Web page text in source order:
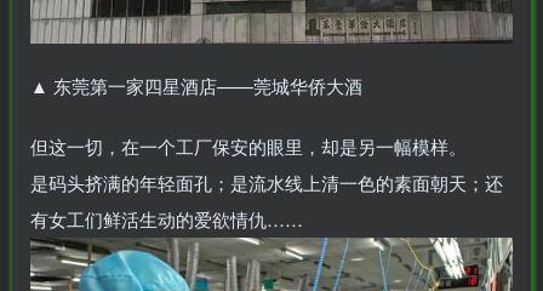
widgets-
团购中
▲ 东莞第一家四星酒店——莞城华侨大酒
但这一切，在一个工厂保安的眼里，却是另一幅模样。
是码头挤满的年轻面孔；是流水线上清一色的素面朝天；还
有女工们鲜活生动的爱欲情仇……